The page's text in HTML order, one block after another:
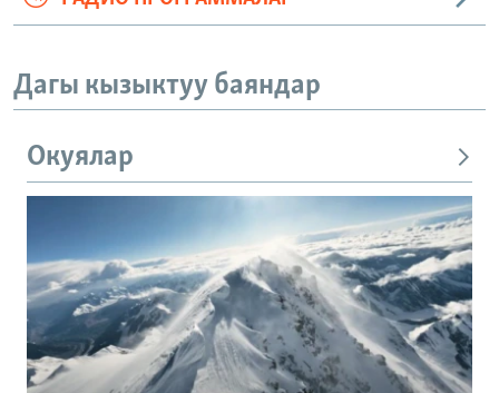
Дагы кызыктуу баяндар
Окуялар